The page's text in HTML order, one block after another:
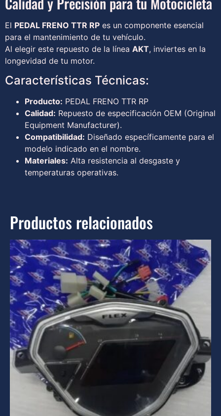
El PEDAL FRENO TTR RP es un componente esencial
para el mantenimiento de tu vehículo.
Al elegir este repuesto de la línea AKT, inviertes en la
longevidad de tu motor.
Características Técnicas:
Producto: PEDAL FRENO TTR RP
Calidad: Repuesto de especificación OEM (Original
Equipment Manufacturer).
Compatibilidad: Diseñado específicamente para el
modelo indicado en el nombre.
Materiales: Alta resistencia al desgaste y
temperaturas operativas.
Productos relacionados